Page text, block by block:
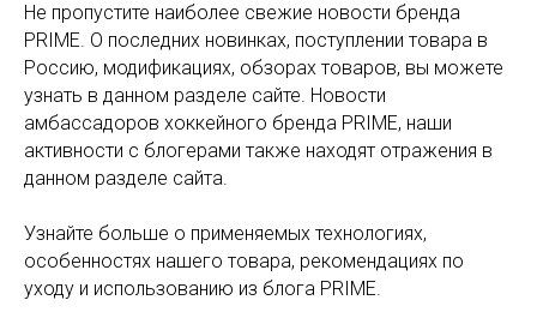
Не пропустите наиболее свежие новости бренда
PRIME. О последних новинках, поступлении товара в
Россию, модификациях, обзорах товаров, вы можете
узнать в данном разделе сайте. Новости
амбассадоров хоккейного бренда PRIME, наши
активности с блогерами также находят отражения в
данном разделе сайта.
Узнайте больше о применяемых технологиях,
особенностях нашего товара, рекомендациях по
уходу и использованию из блога PRIME.